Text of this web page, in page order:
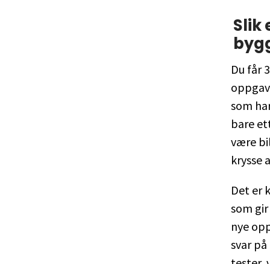
Slik
Du får
som
bare
være
krysse
Det er
som
nye
svar